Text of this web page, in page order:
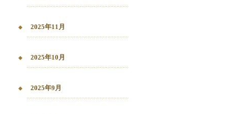
2025年11月
2025年10月
2025年9月